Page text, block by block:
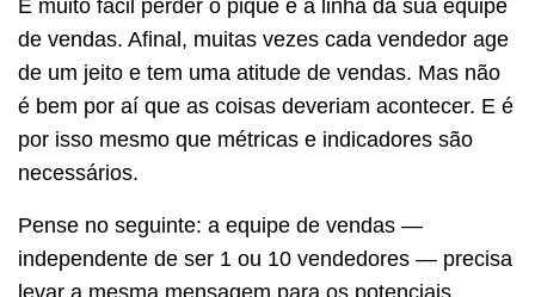
É muito fácil perder o pique e a linha da sua equipe
de vendas. Afinal, muitas vezes cada vendedor age
de um jeito e tem uma atitude de vendas. Mas não
é bem por aí que as coisas deveriam acontecer. E é
por isso mesmo que métricas e indicadores são
necessários.
Pense no seguinte: a equipe de vendas —
independente de ser 1 ou 10 vendedores — precisa
levar a mesma mensagem para os potenciais